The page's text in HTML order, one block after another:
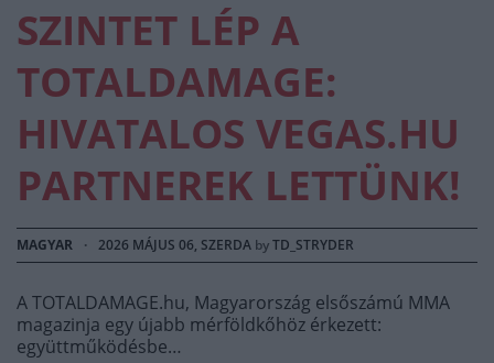
SZINTET LÉP A
TOTALDAMAGE:
HIVATALOS VEGAS.HU
PARTNEREK LETTÜNK!
MAGYAR · 2026 MÁJUS 06, SZERDA byTD_STRYDER
A TOTALDAMAGE.hu, Magyarország elsőszámú MMA
magazinja egy újabb mérföldkőhöz érkezett:
együttműködésbe…